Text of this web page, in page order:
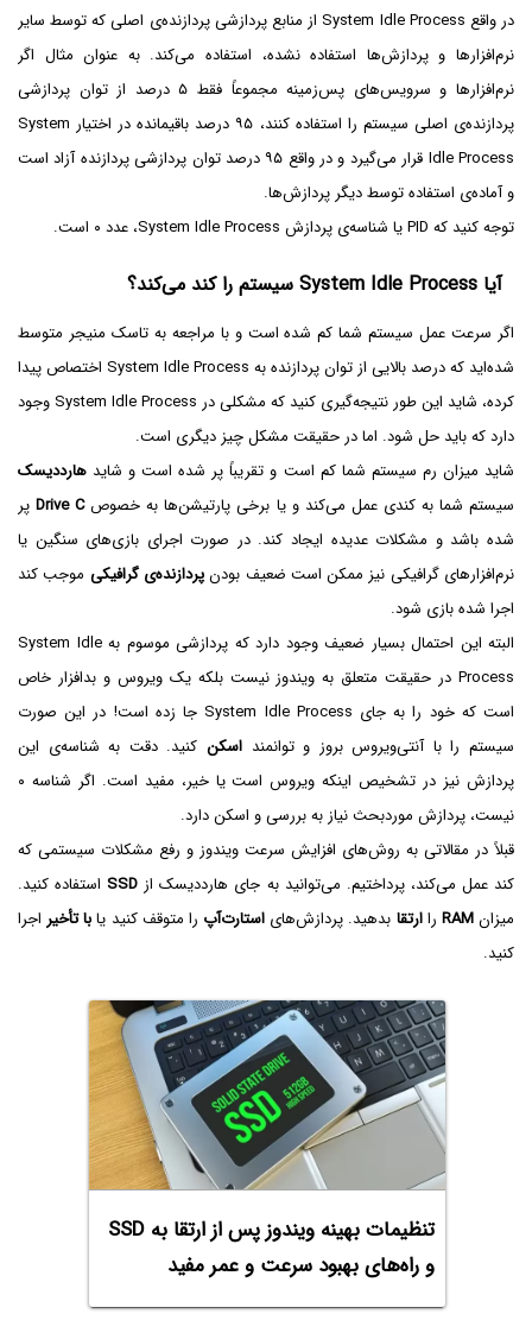
در واقع System Idle Process از منابع پردازشی پردازنده‌ی اصلی که توسط سایر
نرم‌افزارها و پردازش‌ها استفاده نشده، استفاده می‌کند. به عنوان مثال اگر
نرم‌افزارها و سرویس‌های پس‌زمینه مجموعاً فقط ۵ درصد از توان پردازشی
پردازنده‌ی اصلی سیستم را استفاده کنند، ۹۵ درصد باقیمانده در اختیار System
Idle Process قرار می‌گیرد و در واقع ۹۵ درصد توان پردازشی پردازنده آزاد است
و آماده‌ی استفاده توسط دیگر پردازش‌ها.
توجه کنید که PID یا شناسه‌ی پردازش System Idle Process، عدد ۰ است.
آیا System Idle Process سیستم را کند می‌کند؟
اگر سرعت عمل سیستم شما کم شده است و با مراجعه به تاسک منیجر متوسط
شده‌اید که درصد بالایی از توان پردازنده به System Idle Process اختصاص پیدا
کرده، شاید این طور نتیجه‌گیری کنید که مشکلی در System Idle Process وجود
دارد که باید حل شود. اما در حقیقت مشکل چیز دیگری است.
شاید میزان رم سیستم شما کم است و تقریباً پر شده است و شاید هارددیسک
سیستم شما به کندی عمل می‌کند و یا برخی پارتیشن‌ها به خصوصDrive Cپر
شده باشد و مشکلات عدیده ایجاد کند. در صورت اجرای بازی‌های سنگین یا
نرم‌افزارهای گرافیکی نیز ممکن است ضعیف بودنپردازنده‌ی گرافیکی موجب کند
اجرا شده بازی شود.
البته این احتمال بسیار ضعیف وجود دارد که پردازشی موسوم به System Idle
Process در حقیقت متعلق به ویندوز نیست بلکه یک ویروس و بدافزار خاص
است که خود را به جای System Idle Process جا زده است! در این صورت
سیستم را با آنتی‌ویروس بروز و توانمنداسکن کنید. دقت به شناسه‌ی این
پردازش نیز در تشخیص اینکه ویروس است یا خیر، مفید است. اگر شناسه ۰
نیست، پردازش موردبحث نیاز به بررسی و اسکن دارد.
قبلاً در مقالاتی به روش‌های افزایش سرعت ویندوز و رفع مشکلات سیستمی که
کند عمل می‌کند، پرداختیم. می‌توانید به جای هارددیسک از SSD استفاده کنید.
میزانRAM راارتقا بدهید. پردازش‌های استارت‌آپ را متوقف کنید یابا تأخیر اجرا
کنید.
تنظیمات بهینه ویندوز پس از ارتقا به SSD
و راه‌های بهبود سرعت و عمر مفید